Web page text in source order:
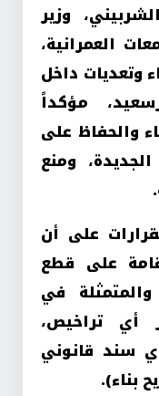
وزير
العمرانية،
وتعديات داخل
مؤكداً
والحفاظ على
ومنع
على أن
على قطع
في
أي تراخيص،
سند قانوني
بناء).